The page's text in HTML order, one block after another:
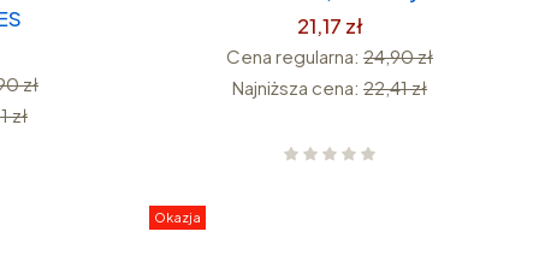
zł
zł
21,17 zł
Cena regularna: 24,90 zł
Najniższa cena: 22,41 zł
Okazja